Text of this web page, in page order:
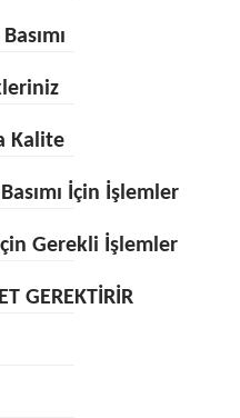
Kalite
İçin İşlemler
Gerekli İşlemler
GEREKTİRİR